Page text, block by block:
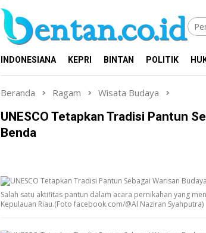
INDONESIANA KEPRI BINTAN POLITIK
Beranda Ragam Wisata Budaya
UNESCO Tetapkan Tradisi Pantun
Benda
Salah satu aktifitas pantun dalam acara pernikahan yang
Kepulauan Riau.(Foto facebook.com/@Al Naziran Syahputra)